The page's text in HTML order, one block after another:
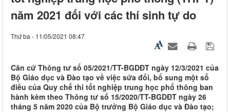
năm 2021 đối với các thí sinh tự do
Thứ ba - 11/05/2021 08:47
Căn cứ Thông tư số 05/2021/TT-BGDĐT ngày 12/3/2021 của
Bộ Giáo dục và Đào tạo về việc sửa đổi, bổ sung một số
điều của Quy chế thi tốt nghiệp trung học phổ thông ban
hành kèm theo Thông tư số 15/2020/TT-BGDĐT ngày 26
tháng 5 năm 2020 của Bộ trưởng Bộ Giáo dục và Đào tạo;